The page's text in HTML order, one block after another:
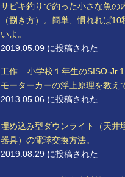
サビキ釣りで釣った小さな魚の
（捌き方）。簡単、慣れれば10
いよ。
2019.05.09 に投稿された
工作 – 小学校１年生のSISO-
モーターカーの浮上原理を教え
2013.05.06 に投稿された
埋め込み型ダウンライト（天井
器具）の電球交換方法。
2019.08.29 に投稿された